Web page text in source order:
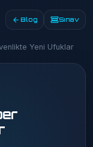
Blog Sınav
Yeni Ufuklar